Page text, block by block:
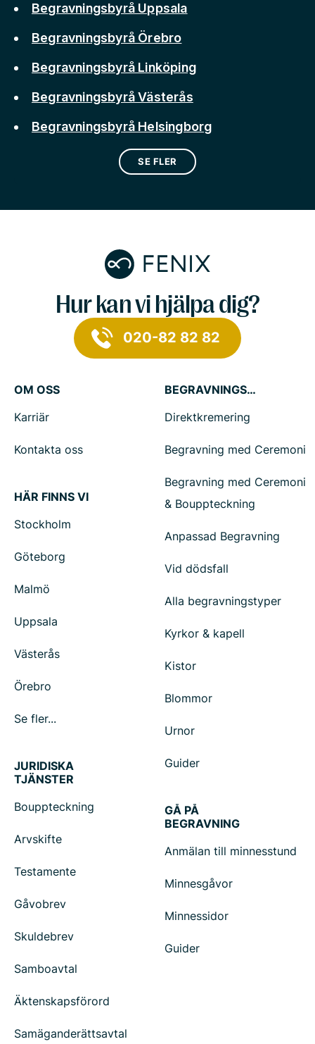
Begravningsbyrå Uppsala
Begravningsbyrå Örebro
Begravningsbyrå Linköping
Begravningsbyrå Västerås
Begravningsbyrå Helsingborg
SE FLER
Hur kan vi hjälpa dig?
020-82 82 82
OM OSS
Karriär
Kontakta oss
HÄR FINNS VI
Stockholm
Göteborg
Malmö
Uppsala
Västerås
Örebro
Se fler...
BEGRAVNINGSTJÄNSTER
Direktkremering
Begravning med Ceremoni
Begravning med Ceremoni
& Bouppteckning
Anpassad Begravning
Vid dödsfall
Alla begravningstyper
Kyrkor & kapell
Kistor
Blommor
Urnor
Guider
JURIDISKA
TJÄNSTER
Bouppteckning
Arvskifte
Testamente
Gåvobrev
Skuldebrev
Samboavtal
Äktenskapsförord
Samäganderättsavtal
GÅ PÅ
BEGRAVNING
Anmälan till minnesstund
Minnesgåvor
Minnessidor
Guider